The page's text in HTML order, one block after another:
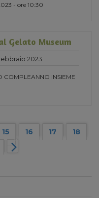
- ore 10:30
Gelato Museum
2023
COMPLEANNO INSIEME
15 16 17
18